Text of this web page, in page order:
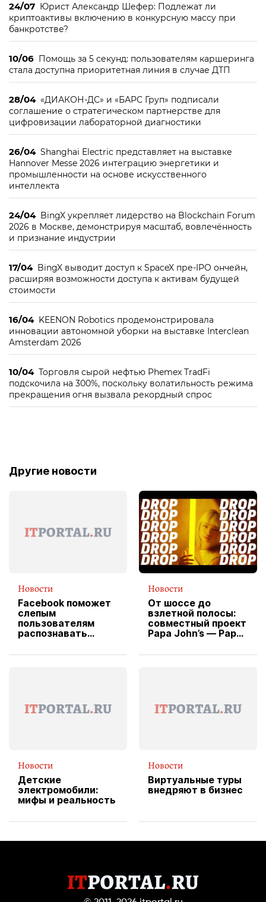
24/07 Юрист Александр Шефер: Подлежат ли
криптоактивы включению в конкурсную массу при
банкротстве?
10/06 Помощь за 5 секунд: пользователям каршеринга
стала доступна приоритетная линия в случае ДТП
28/04 «ДИАКОН-ДС» и «БАРС Груп» подписали
соглашение о стратегическом партнерстве для
цифровизации лабораторной диагностики
26/04 Shanghai Electric представляет на выставке
Hannover Messe 2026 интеграцию энергетики и
промышленности на основе искусственного
интеллекта
24/04 BingX укрепляет лидерство на Blockchain Forum
2026 в Москве, демонстрируя масштаб, вовлечённость
и признание индустрии
17/04 BingX выводит доступ к SpaceX пре-IPO ончейн,
расширяя возможности доступа к активам будущей
стоимости
16/04 KEENON Robotics продемонстрировала
инновации автономной уборки на выставке Interclean
Amsterdam 2026
10/04 Торговля сырой нефтью Phemex TradFi
подскочила на 300%, поскольку волатильность режима
прекращения огня вызвала рекордный спрос
Другие новости
Новости
Facebook поможет
слепым
пользователям
распознавать
Новости
От шоссе до
взлетной полосы:
совместный проект
Papa John’s — Papa
вводит
Новости
Детские
электромобили:
мифы и реальность
Новости
Виртуальные туры
внедряют в бизнес